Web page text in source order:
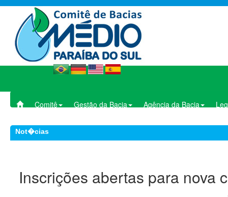
Comitê Gestão da Bacia Agência da Bacia
Not�cias
Inscrições abertas para nova